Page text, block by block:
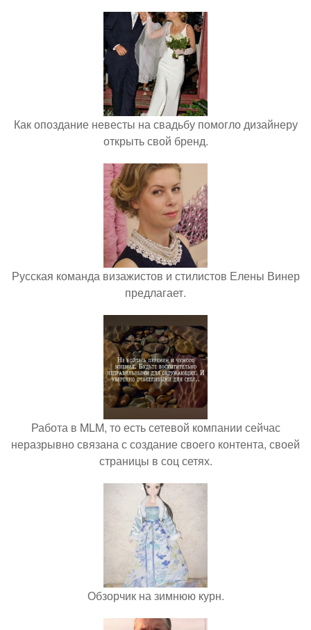
Как опоздание невесты на свадьбу помогло дизайнеру
открыть свой бренд.
Русская команда визажистов и стилистов Елены Винер
предлагает.
Работа в MLM, то есть сетевой компании сейчас
неразрывно связана с создание своего контента, своей
страницы в соц сетях.
Обзорчик на зимнюю курн.